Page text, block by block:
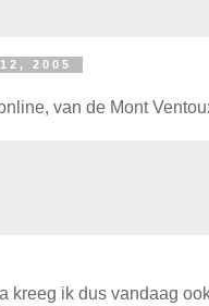
2005
van de Mont
kreeg ik dus vandaag